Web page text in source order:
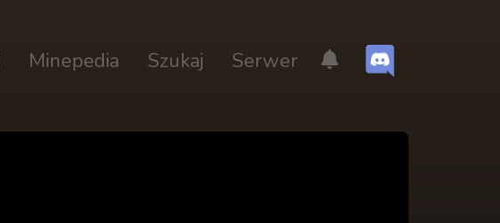
Minepedia Szukaj Serwer